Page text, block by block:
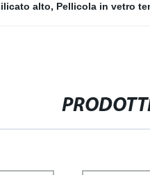
alto, Pellicola in vetro